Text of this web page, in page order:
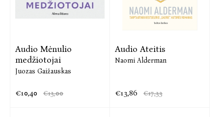
Audio Mėnulio
medžiotojai
Juozas Gaižauskas
€10,40 €13,00
Audio Ateitis
Naomi Alderman
€13,86 €17,33